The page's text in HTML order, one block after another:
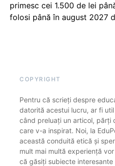
primesc cei 1.500 de lei
folosi până în august 2027
COPYRIGHT
Pentru că scrieți despre
datorită acestui lucru, ar fi
când preluați un articol, părți
care v-a inspirat. Noi, la
această conduită etică și
mult mai multă experiență
că găsiți subiecte